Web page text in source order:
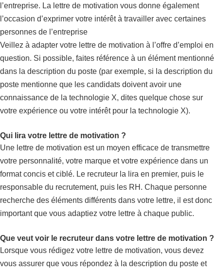
l’entreprise. La lettre de motivation vous donne également
l’occasion d’exprimer votre intérêt à travailler avec certaines
personnes de l’entreprise
Veillez à adapter votre lettre de motivation à l’offre d’emploi en
question. Si possible, faites référence à un élément mentionné
dans la description du poste (par exemple, si la description du
poste mentionne que les candidats doivent avoir une
connaissance de la technologie X, dites quelque chose sur
votre expérience ou votre intérêt pour la technologie X).
Qui lira votre lettre de motivation ?
Une lettre de motivation est un moyen efficace de transmettre
votre personnalité, votre marque et votre expérience dans un
format concis et ciblé. Le recruteur la lira en premier, puis le
responsable du recrutement, puis les RH. Chaque personne
recherche des éléments différents dans votre lettre, il est donc
important que vous adaptiez votre lettre à chaque public.
Que veut voir le recruteur dans votre lettre de motivation ?
Lorsque vous rédigez votre lettre de motivation, vous devez
vous assurer que vous répondez à la description du poste et